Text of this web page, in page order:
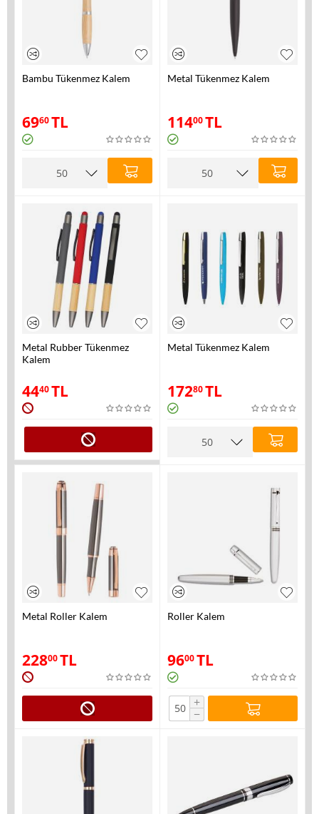
Bambu Tükenmez Kalem
6960TL
Metal Tükenmez Kalem
11400TL
Metal Rubber Tükenmez
Kalem
4440TL
Metal Tükenmez Kalem
17280TL
Metal Roller Kalem
22800TL
Roller Kalem
9600TL
+
−